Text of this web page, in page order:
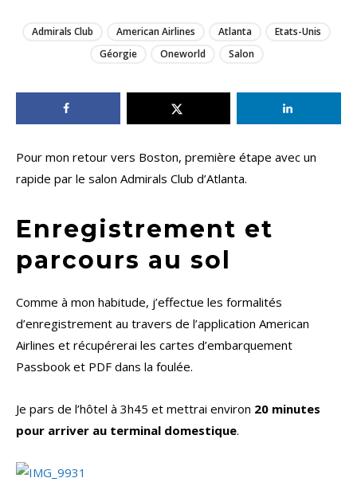
Admirals Club American Airlines Atlanta
Etats-Unis
Géorgie
Oneworld Salon
Pour mon retour vers Boston, première étape avec un
rapide par le salon Admirals Club d’Atlanta.
Enregistrement et
parcours au sol
Comme à mon habitude, j’effectue les formalités
d’enregistrement au travers de l’application American
Airlines et récupérerai les cartes d’embarquement
Passbook et PDF dans la foulée.
Je pars de l’hôtel à 3h45 et mettrai environ 20 minutes
pour arriver au terminal domestique.